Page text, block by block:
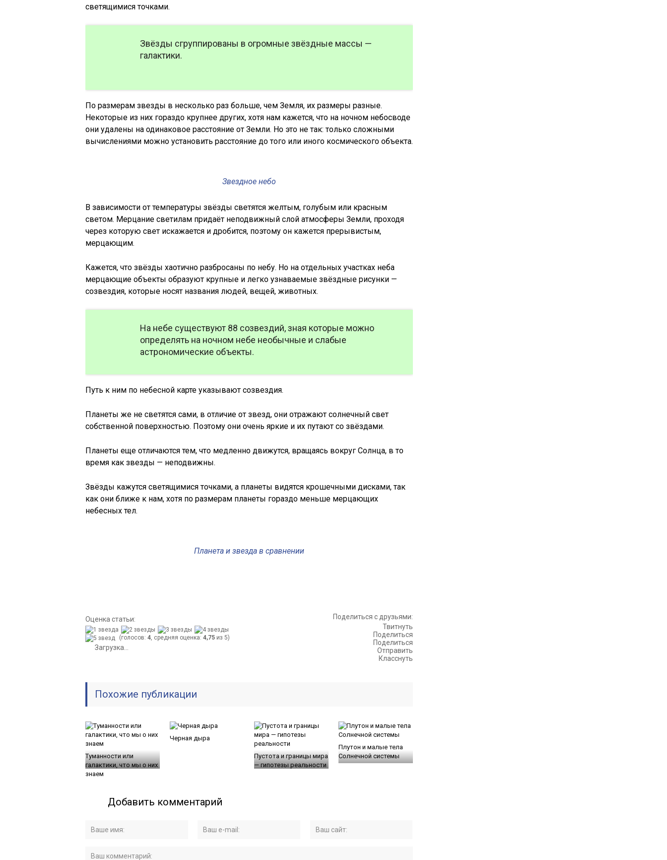
светящимися точками.
Звёзды сгруппированы в огромные звёздные массы —
галактики.
По размерам звезды в несколько раз больше, чем Земля, их размеры разные.
Некоторые из них гораздо крупнее других, хотя нам кажется, что на ночном небосводе
они удалены на одинаковое расстояние от Земли. Но это не так: только сложными
вычислениями можно установить расстояние до того или иного космического объекта.
Звездное небо
В зависимости от температуры звёзды светятся желтым, голубым или красным
светом. Мерцание светилам придаёт неподвижный слой атмосферы Земли, проходя
через которую свет искажается и дробится, поэтому он кажется прерывистым,
мерцающим.
Кажется, что звёзды хаотично разбросаны по небу. Но на отдельных участках неба
мерцающие объекты образуют крупные и легко узнаваемые звёздные рисунки —
созвездия, которые носят названия людей, вещей, животных.
На небе существуют 88 созвездий, зная которые можно
определять на ночном небе необычные и слабые
астрономические объекты.
Путь к ним по небесной карте указывают созвездия.
Планеты же не светятся сами, в отличие от звезд, они отражают солнечный свет
собственной поверхностью. Поэтому они очень яркие и их путают со звёздами.
Планеты еще отличаются тем, что медленно движутся, вращаясь вокруг Солнца, в то
время как звезды — неподвижны.
Звёзды кажутся светящимися точками, а планеты видятся крошечными дисками, так
как они ближе к нам, хотя по размерам планеты гораздо меньше мерцающих
небесных тел.
Планета и звезда в сравнении
Оценка статьи:
(голосов: 4, средняя оценка: 4,75 из 5)
Загрузка...
Поделиться с друзьями:
Твитнуть
Поделиться
Поделиться
Отправить
Класснуть
Похожие публикации
Туманности или
галактики, что мы о них
знаем
Черная дыра
Пустота и границы мира
— гипотезы реальности
Плутон и малые тела
Солнечной системы
Добавить комментарий